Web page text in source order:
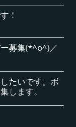
！
募集(*^o^)／
たいです。ボ
します。